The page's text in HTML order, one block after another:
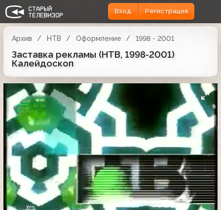
Вход Регистрация
Архив НТВ Оформление 1998 - 2001
Заставка рекламы (НТВ, 1998-2001)
Калейдоскоп